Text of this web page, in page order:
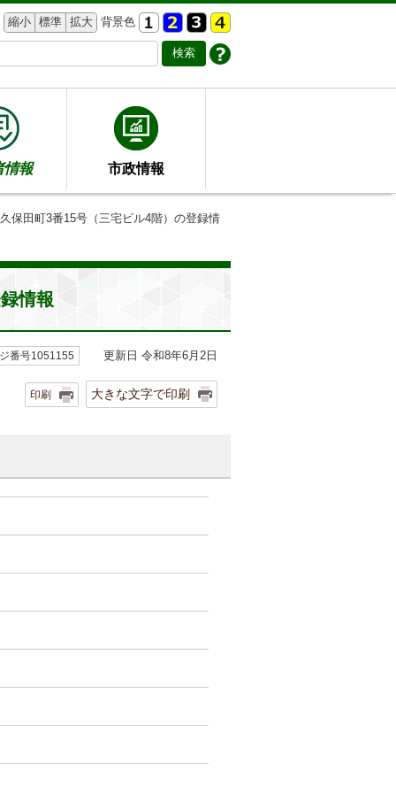
縮小 標準 拡大 背景色
情報 市政情報
保田町3番15号（三宅ビル4階）の登録情
情報
番号1051155 更新日 令和8年6月2日
印刷 大きな文字で印刷